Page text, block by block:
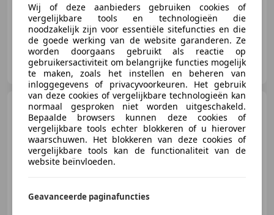
Elite Sportauto’s B.V.
NL-4703 RE ROOSENDAAL
Volkswagen up!1.0 move
up! BlueMotion I Airco I Navi I
NAP I
Wij of deze aanbieders gebruiken cookies of
vergelijkbare tools en technologieën die
noodzakelijk zijn voor essentiële sitefuncties en die
de goede werking van de website garanderen. Ze
worden doorgaans gebruikt als reactie op
gebruikersactiviteit om belangrijke functies mogelijk
te maken, zoals het instellen en beheren van
inloggegevens of privacyvoorkeuren. Het gebruik
van deze cookies of vergelijkbare technologieën kan
normaal gesproken niet worden uitgeschakeld.
Bepaalde browsers kunnen deze cookies of
vergelijkbare tools echter blokkeren of u hierover
waarschuwen. Het blokkeren van deze cookies of
vergelijkbare tools kan de functionaliteit van de
website beïnvloeden.
Geavanceerde paginafuncties